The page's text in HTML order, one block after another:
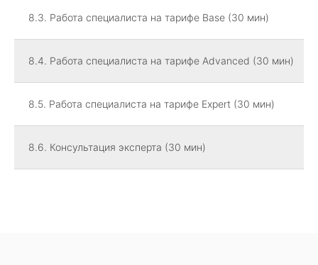
8.3. Работа специалиста на тарифе Base (30 мин)
8.4. Работа специалиста на тарифе Advanced (30 мин)
8.5. Работа специалиста на тарифе Expert (30 мин)
8.6. Консультация эксперта (30 мин)